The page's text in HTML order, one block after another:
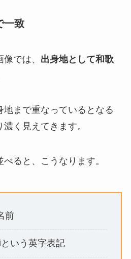
一致
では、 出身地として和歌
まで重なっているとなる
く見えてきます。
ると、こうなります。
前
いう英字表記